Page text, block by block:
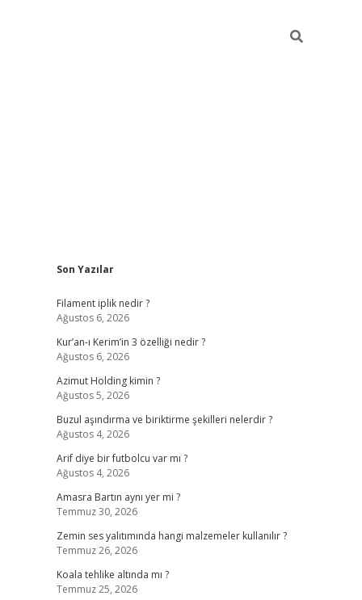
Sidebar
Son Yazılar
Filament iplik nedir ?
Ağustos 6, 2026
Kur’an-ı Kerim’in 3 özelliği nedir ?
Ağustos 6, 2026
Azimut Holding kimin ?
Ağustos 5, 2026
Buzul aşındırma ve biriktirme şekilleri nelerdir ?
Ağustos 4, 2026
Arif diye bir futbolcu var mı ?
Ağustos 4, 2026
Amasra Bartın aynı yer mi ?
Temmuz 30, 2026
Zemin ses yalıtımında hangi malzemeler kullanılır ?
Temmuz 26, 2026
Koala tehlike altında mı ?
Temmuz 25, 2026